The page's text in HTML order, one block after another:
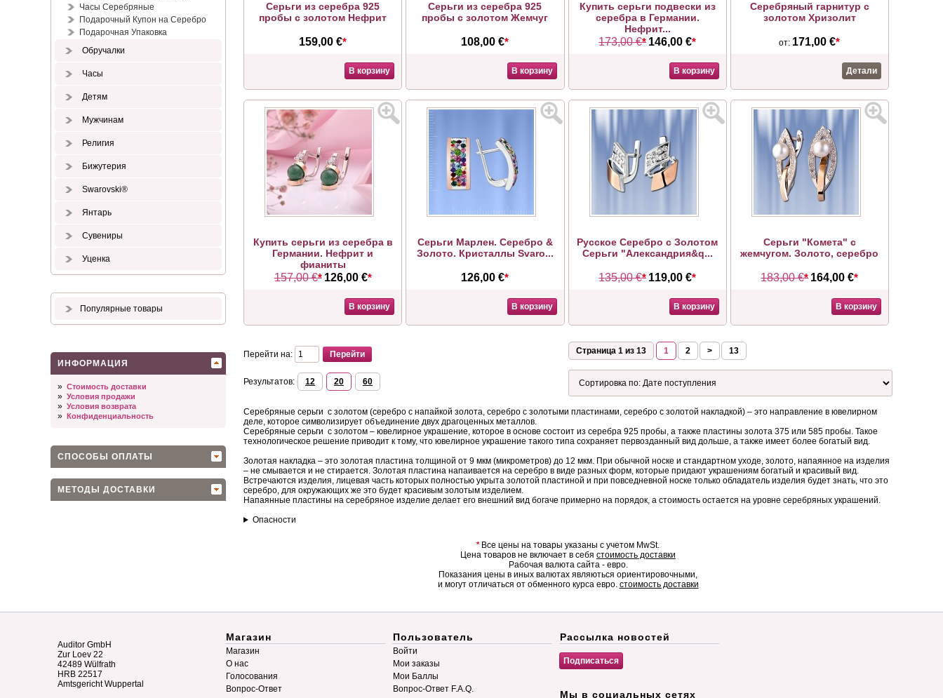
Часы Серебряные
Подарочный Купон на Серебро
Подарочная Упаковка
Обручалки
Часы
Детям
Мужчинам
Религия
Бижутерия
Swarovski®
Янтарь
Сувениры
Уценка
Популярные товары
ИНФОРМАЦИЯ
» Стоимость доставки
» Условия продажи
» Условия возврата
» Конфиденциальность
СПОСОБЫ ОПЛАТЫ
МЕТОДЫ ДОСТАВКИ
Серьги из серебра 925
пробы с золотом Нефрит
159,00 €*
В корзину
Серьги из серебра 925
пробы с золотом Жемчуг
108,00 €*
В корзину
Купить серьги подвески из
серебра в Германии.
Нефрит...
173,00 €* 146,00 €*
В корзину
Серебряный гарнитур с
золотом Хризолит
от: 171,00 €*
Детали
Купить серьги из серебра в
Германии. Нефрит и
фианиты
157,00 €* 126,00 €*
В корзину
Серьги Марлен. Серебро &
Золото. Кристаллы Svaro...
126,00 €*
В корзину
Русское Серебро с Золотом
Серьги "Александрия&q...
135,00 €* 119,00 €*
В корзину
Серьги "Комета" с
жемчугом. Золото, серебро
183,00 €* 164,00 €*
В корзину
Перейти на: Страница 1 из 13 1 2 > 13
Результатов: 12 20 60
Серебряные серьги с золотом (серебро с напайкой золота, серебро с золотыми пластинами, серебро с золотой накладкой) – это направление в ювелирном
деле, которое символизирует объединение двух драгоценных металлов.
Серебряные серьги с золотом – ювелирное украшение, которое в основе состоит из серебра 925 пробы, а также пластины золота 375 или 585 пробы. Такое
технологическое решение приводит к тому, что ювелирное украшение такого типа сохраняет первозданный вид дольше, а также имеет более богатый вид.
Золотая накладка – это золотая пластина толщиной от 9 мкм (микрометров) до 12 мкм. При обычной носке и стандартном уходе, золото, напаянное на изделия
– не смывается и не стирается. Золотая пластина напаивается на серебро в виде разных форм, которые придают украшениям богатый и красивый вид.
Встречаются изделия, лицевая часть которых полностью укрыта золотой пластиной и при повседневной носке только обладатель изделия будет знать, что это
серебро, для окружающих же это будет красивым золотым изделием.
Напаянные пластины на серебряное изделие делает его внешний вид богаче примерно на порядок, а стоимость остается на уровне серебряных украшений.
Опасности
*Все цены на товары указаны с учетом MwSt.
Цена товаров не включает в себя стоимость доставки
Рабочая валюта сайта - евро.
Показания цены в иных валютах являються ориентировочными,
и могут отличаться от обменного курса евро. стоимость доставки
Auditor GmbH
Zur Loev 22
42489 Wülfrath
HRB 22517
Amtsgericht Wuppertal
Магазин
Магазин
О нас
Голосования
Вопрос-Ответ
Пользователь
Войти
Мои заказы
Мои Баллы
Вопрос-Ответ F.A.Q.
Рассылка новостей
Мы в социальных сетях